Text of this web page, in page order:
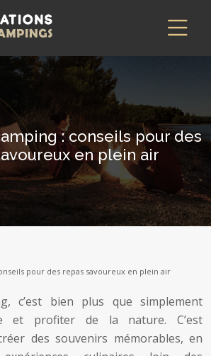
: conseils pour des
en plein air
pour des repas savoureux en plein air
c’est bien plus que simplement
et profiter de la nature. C’est
des souvenirs mémorables, en